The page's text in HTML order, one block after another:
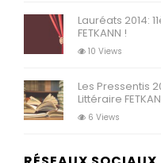
Lauréats 2014:
FETKANN !
10 Views
Les Pressentis
Littéraire
6 Views